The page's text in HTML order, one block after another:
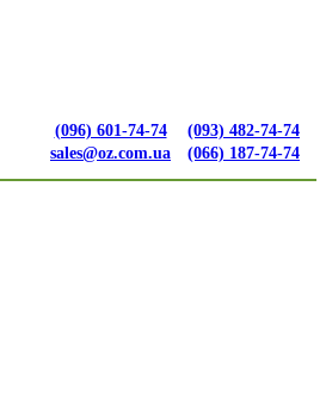
(096) 601-74-74
sales@oz.com.ua
(093) 482-74-74
(066) 187-74-74